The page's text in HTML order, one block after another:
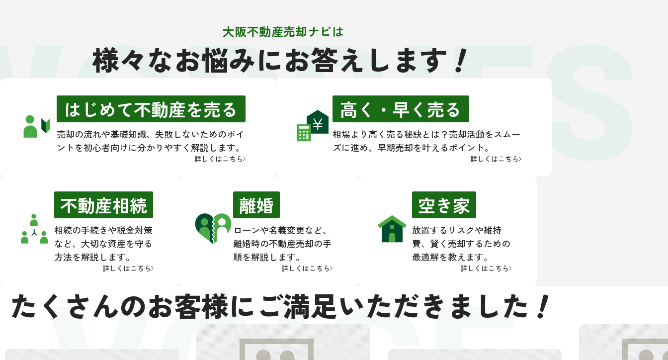
大阪不動産売却ナビは
様々なお悩みにお答えします！
はじめて不動産を売る
売却の流れや基礎知識、失敗しないためのポイ
ントを初心者向けに分かりやすく解説します。
詳しくはこちら
高く・早く売る
相場より高く売る秘訣とは？売却活動をスムー
ズに進め、早期売却を叶えるポイント。
詳しくはこちら
不動産相続
相続の手続きや税金対策
など、大切な資産を守る
方法を解説します。
詳しくはこちら
離婚
ローンや名義変更など、
離婚時の不動産売却の手
順を解説します。
詳しくはこちら
空き家
放置するリスクや維持
費、賢く売却するための
最適解を教えます。
詳しくはこちら
たくさんのお客様にご満足いただきました！